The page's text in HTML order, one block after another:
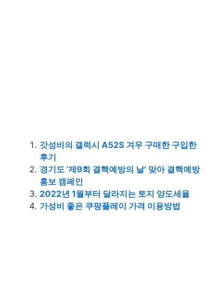
갓성비의 갤럭시 A52S 겨우 구매한 구입한
후기
경기도 ‘제9회 결핵예방의 날’ 맞아 결핵예방
홍보 캠페인
2022년 1월부터 달라지는 토지 양도세율
가성비 좋은 쿠팡플레이 가격 이용방법